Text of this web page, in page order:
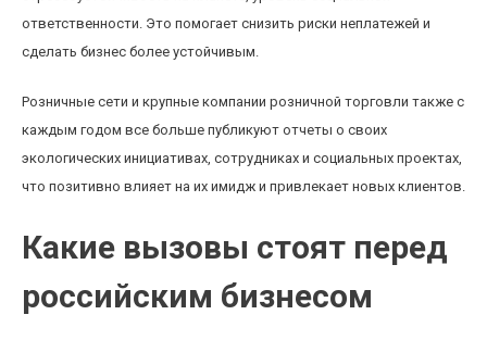
ответственности. Это помогает снизить риски неплатежей и
сделать бизнес более устойчивым.
Розничные сети и крупные компании розничной торговли также с
каждым годом все больше публикуют отчеты о своих
экологических инициативах, сотрудниках и социальных проектах,
что позитивно влияет на их имидж и привлекает новых клиентов.
Какие вызовы стоят перед
российским бизнесом